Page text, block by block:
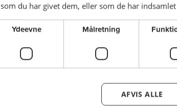
du har givet dem, eller som de har
Ydeevne Målretning
AFVIS ALLE